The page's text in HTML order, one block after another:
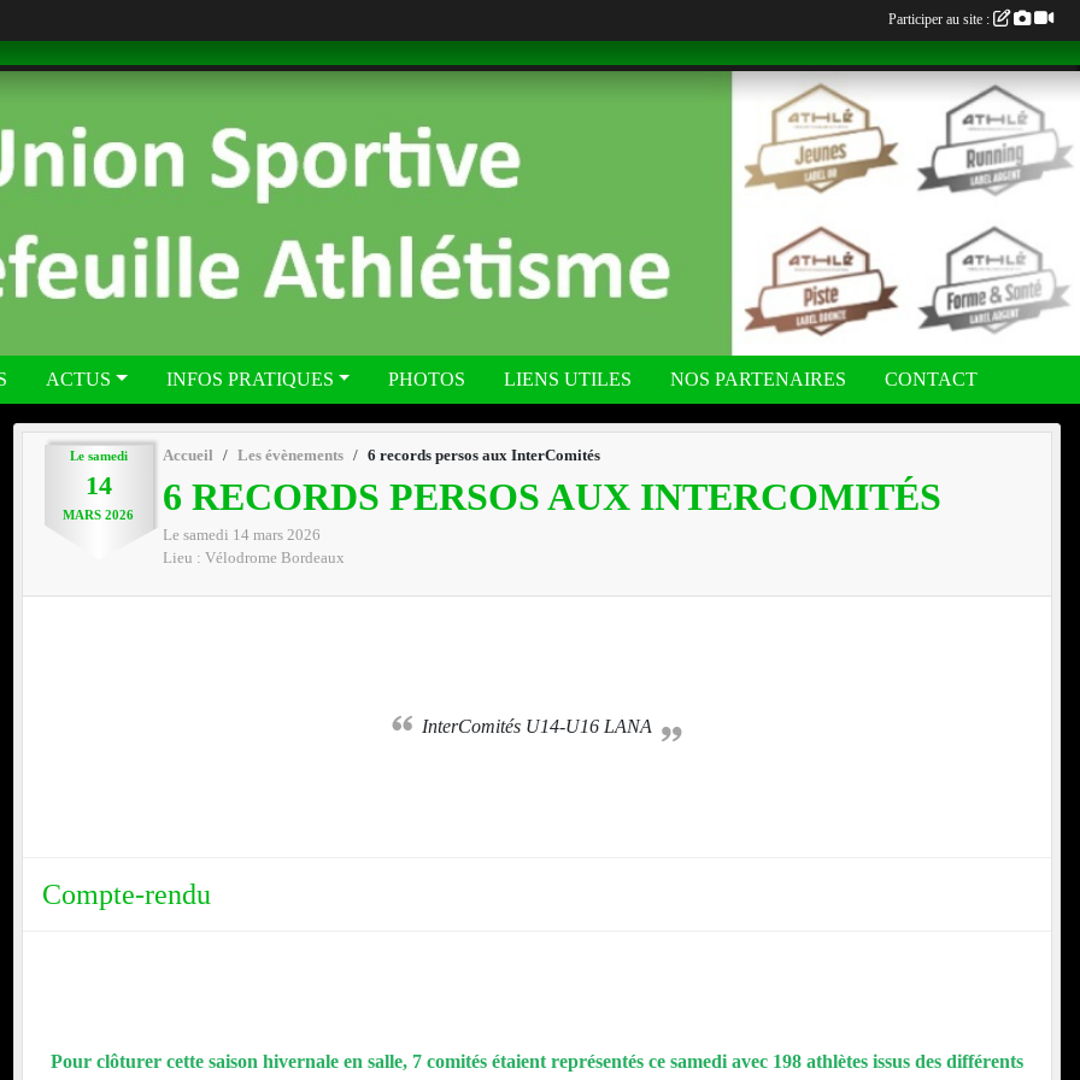
ACTUS INFOS PRATIQUES PHOTOS LIENS UTILES NOS PARTENAIRES CONTACT
Le samedi
14
MARS 2026
Accueil Les évènements 6 records persos aux InterComités
6 RECORDS PERSOS AUX INTERCOMITÉS
Le samedi 14 mars 2026
Lieu : Vélodrome Bordeaux
InterComités U14-U16 LANA
Compte-rendu
Pour clôturer cette saison hivernale en salle, 7 comités étaient représentés ce samedi avec 198 athlètes issus des différents
Participer au site :